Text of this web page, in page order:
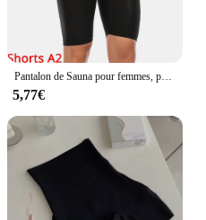
Pantalon de Sauna pour femmes, perte de poids, thermique, sous-vêtement, taille haute, levage des fesses, Leggings d'entraînement avec contrôle du ventre
5,77€